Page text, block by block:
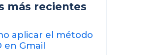
más recientes
aplicar el método
en Gmail